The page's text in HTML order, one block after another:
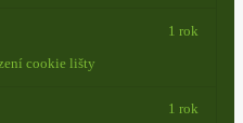
cookie lišty
1 rok
1 rok